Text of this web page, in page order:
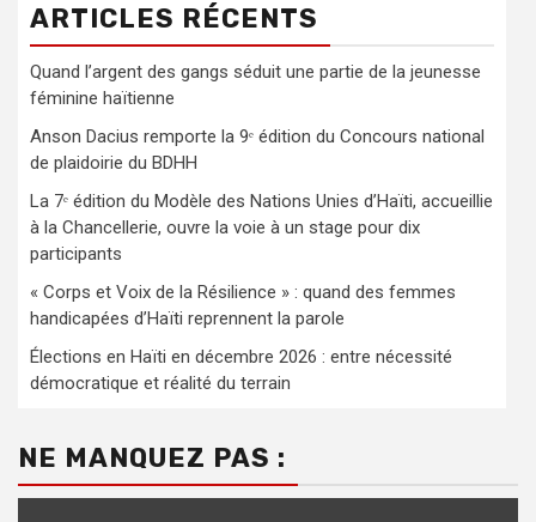
ARTICLES RÉCENTS
Quand l’argent des gangs séduit une partie de la jeunesse
féminine haïtienne
Anson Dacius remporte la 9ᵉ édition du Concours national
de plaidoirie du BDHH
La 7ᵉ édition du Modèle des Nations Unies d’Haïti, accueillie
à la Chancellerie, ouvre la voie à un stage pour dix
participants
« Corps et Voix de la Résilience » : quand des femmes
handicapées d’Haïti reprennent la parole
Élections en Haïti en décembre 2026 : entre nécessité
démocratique et réalité du terrain
NE MANQUEZ PAS :